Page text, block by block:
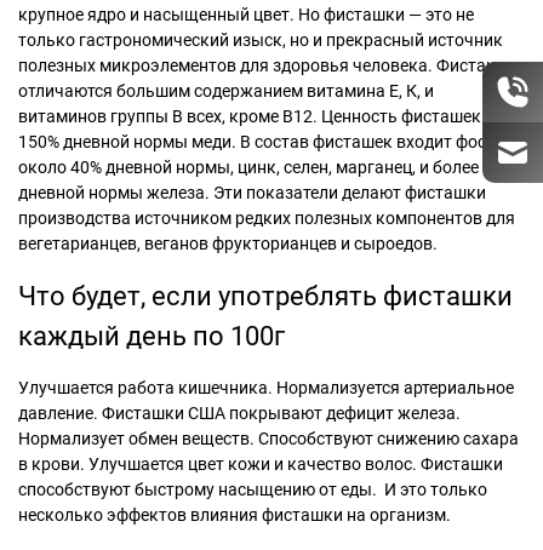
крупное ядро и насыщенный цвет. Но фисташки — это не
только гастрономический изыск, но и прекрасный источник
полезных микроэлементов для здоровья человека. Фисташки
отличаются большим содержанием витамина Е, К, и
витаминов группы В всех, кроме В12. Ценность фисташек в
150% дневной нормы меди. В состав фисташек входит фосфор,
около 40% дневной нормы, цинк, селен, марганец, и более 40%
дневной нормы железа. Эти показатели делают фисташки
производства источником редких полезных компонентов для
вегетарианцев, веганов фрукторианцев и сыроедов.
Что будет, если употреблять фисташки
каждый день по 100г
Улучшается работа кишечника. Нормализуется артериальное
давление. Фисташки США покрывают дефицит железа.
Нормализует обмен веществ. Способствуют снижению сахара
в крови. Улучшается цвет кожи и качество волос. Фисташки
способствуют быстрому насыщению от еды. И это только
несколько эффектов влияния фисташки на организм.